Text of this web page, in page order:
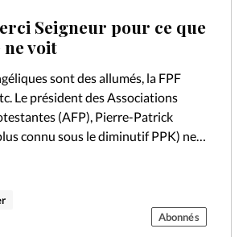
Seigneur pour ce que
voit
sont des allumés, la FPF
Le président des Associations
(AFP), Pierre-Patrick
connu sous le diminutif PPK) ne
Abonnés